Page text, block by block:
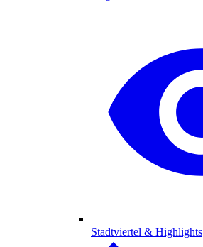
Stadtviertel & Highlights